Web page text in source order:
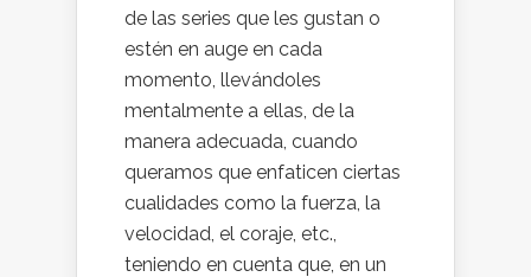
de las series que les gustan o
estén en auge en cada
momento, llevándoles
mentalmente a ellas, de la
manera adecuada, cuando
queramos que enfaticen ciertas
cualidades como la fuerza, la
velocidad, el coraje, etc.,
teniendo en cuenta que, en un